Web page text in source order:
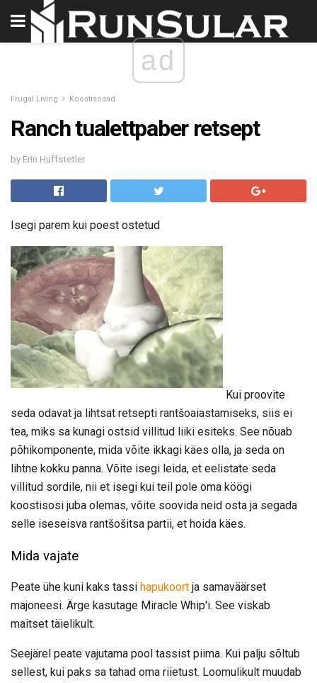
ad
Frugal Living Koostisosad
Ranch tualettpaber retsept
by Erin Huffstetler
Isegi parem kui poest ostetud
Kui proovite
seda odavat ja lihtsat retsepti rantšoaiastamiseks, siis ei
tea, miks sa kunagi ostsid villitud liiki esiteks. See nõuab
põhikomponente, mida võite ikkagi käes olla, ja seda on
lihtne kokku panna. Võite isegi leida, et eelistate seda
villitud sordile, nii et isegi kui teil pole oma köögi
koostisosi juba olemas, võite soovida neid osta ja segada
selle iseseisva rantšošitsa partii, et hoida käes.
Mida vajate
Peate ühe kuni kaks tassi hapukoort ja samaväärset
majoneesi. Ärge kasutage Miracle Whip'i. See viskab
maitset täielikult.
Seejärel peate vajutama pool tassist piima. Kui palju sõltub
sellest, kui paks sa tahad oma riietust. Loomulikult muudab